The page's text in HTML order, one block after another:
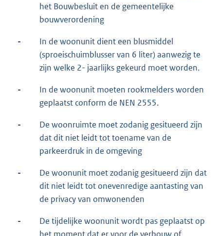
het Bouwbesluit en de gemeentelijke
bouwverordening
-
In de woonunit dient een blusmiddel
(sproeischuimblusser van 6 liter) aanwezig te
zijn welke 2- jaarlijks gekeurd moet worden.
-
In de woonunit moeten rookmelders worden
geplaatst conform de NEN 2555.
-
De woonruimte moet zodanig gesitueerd zijn
dat dit niet leidt tot toename van de
parkeerdruk in de omgeving
-
De woonunit moet zodanig gesitueerd zijn dat
dit niet leidt tot onevenredige aantasting van
de privacy van omwonenden
-
De tijdelijke woonunit wordt pas geplaatst op